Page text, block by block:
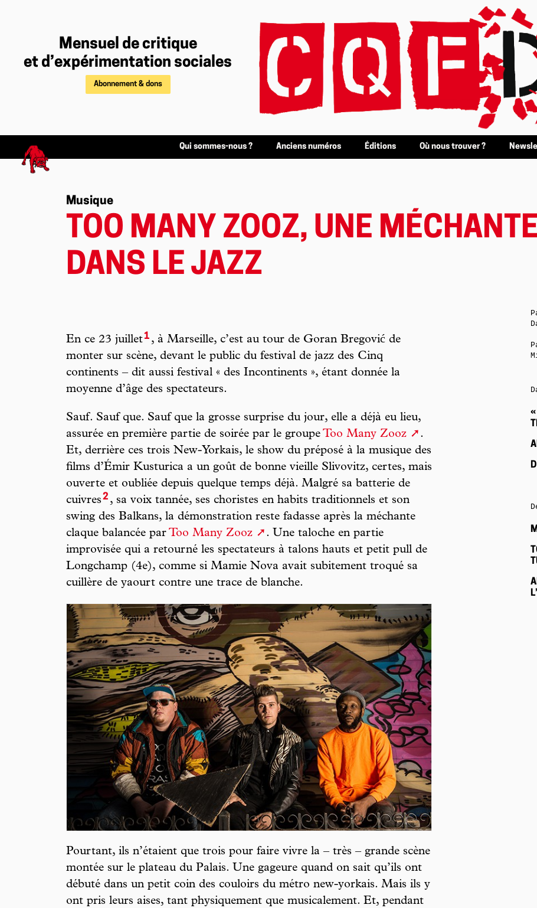
Mensuel de critique
et d’expérimentation sociales
Abonnement & dons
Qui sommes-nous ? Anciens numéros Éditions Où nous trouver ?
Musique
TOO MANY ZOOZ, UNE
DANS LE JAZZ
En ce 23 juillet1 , à Marseille, c’est au tour de Goran Bregović de
monter sur scène, devant le public du festival de jazz des Cinq
continents – dit aussi festival « des Incontinents », étant donnée la
moyenne d’âge des spectateurs.
Sauf. Sauf que. Sauf que la grosse surprise du jour, elle a déjà eu lieu,
assurée en première partie de soirée par le groupe Too Many Zooz
.
Et, derrière ces trois New-Yorkais, le show du préposé à la musique des
films d’Émir Kusturica a un goût de bonne vieille Slivovitz, certes, mais
ouverte et oubliée depuis quelque temps déjà. Malgré sa batterie de
cuivres2 , sa voix tannée, ses choristes en habits traditionnels et son
swing des Balkans, la démonstration reste fadasse après la méchante
claque balancée par Too Many Zooz
. Une taloche en partie
improvisée qui a retourné les spectateurs à talons hauts et petit pull de
Longchamp (4e), comme si Mamie Nova avait subitement troqué sa
cuillère de yaourt contre une trace de blanche.
Pourtant, ils n’étaient que trois pour faire vivre la – très – grande scène
montée sur le plateau du Palais. Une gageure quand on sait qu’ils ont
débuté dans un petit coin des couloirs du métro new-yorkais. Mais ils y
ont pris leurs aises, tant physiquement que musicalement. Et, pendant
«